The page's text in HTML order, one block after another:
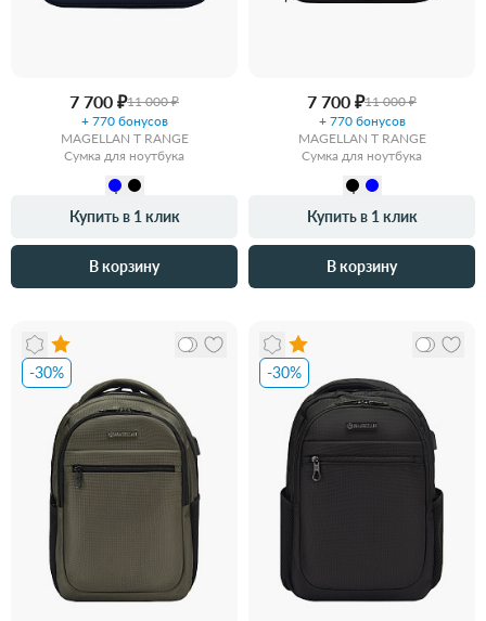
7 700 ₽11 000 ₽
+ 770 бонусов
MAGELLAN T RANGE
Сумка для ноутбука
Купить в 1 клик
В корзину
7 700 ₽11 000 ₽
+ 770 бонусов
MAGELLAN T RANGE
Сумка для ноутбука
Купить в 1 клик
В корзину
-30% -30%